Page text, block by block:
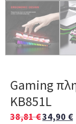
Gaming
KB851L
38,81€34,90 €